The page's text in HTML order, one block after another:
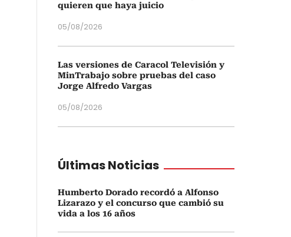
quieren que haya juicio
05/08/2026
Las versiones de Caracol Televisión y
MinTrabajo sobre pruebas del caso
Jorge Alfredo Vargas
05/08/2026
Últimas Noticias
Humberto Dorado recordó a Alfonso
Lizarazo y el concurso que cambió su
vida a los 16 años